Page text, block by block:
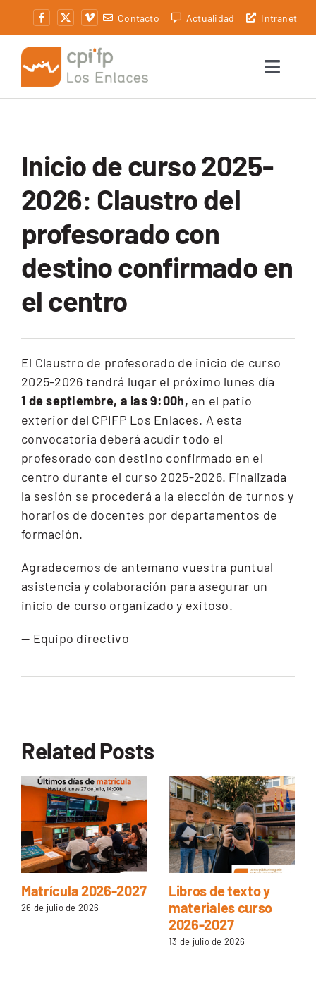
Saltar
contenido
Contacto Actualidad Intranet
Toggle
Oferta formativa
Servicios
Alumnado
Innovación
Inicio de curso 2025-
2026: Claustro del
profesorado con
destino confirmado en
el centro
El Claustro de profesorado de inicio de curso
2025-2026 tendrá lugar el próximo lunes día
1 de septiembre, a las 9:00h, en el patio
exterior del CPIFP Los Enlaces. A esta
convocatoria deberá acudir todo el
profesorado con destino confirmado en el
centro durante el curso 2025-2026. Finalizada
la sesión se procederá a la elección de turnos y
horarios de docentes por departamentos de
formación.
Agradecemos de antemano vuestra puntual
asistencia y colaboración para asegurar un
inicio de curso organizado y exitoso.
— Equipo directivo
Related Posts
Matrícula 2026-2027
26 de julio de 2026
Libros de texto y
materiales curso
2026-2027
13 de julio de 2026